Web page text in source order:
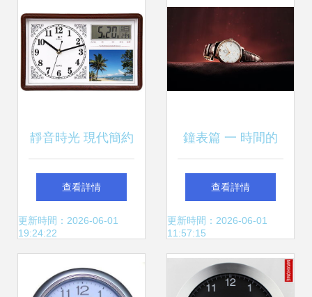
靜音時光 現代簡約
臺掛兩用鐘表的多
元美學與實用價值
查看詳情
更新時間：2026-06-01
19:24:22
鐘表篇 一 時間的
機械詩篇
查看詳情
更新時間：2026-06-01
11:57:15